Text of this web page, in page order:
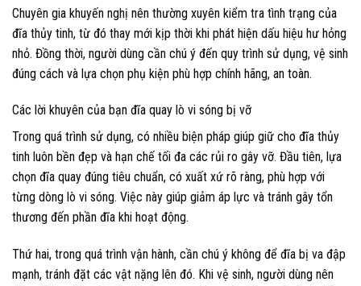
Chuyên gia khuyến nghị nên thường xuyên kiểm tra tình trạng của
đĩa thủy tinh, từ đó thay mới kịp thời khi phát hiện dấu hiệu hư hỏng
nhỏ. Đồng thời, người dùng cần chú ý đến quy trình sử dụng, vệ sinh
đúng cách và lựa chọn phụ kiện phù hợp chính hãng, an toàn.
Các lời khuyên của bạn đĩa quay lò vi sóng bị vỡ
Trong quá trình sử dụng, có nhiều biện pháp giúp giữ cho đĩa thủy
tinh luôn bền đẹp và hạn chế tối đa các rủi ro gây vỡ. Đầu tiên, lựa
chọn đĩa quay đúng tiêu chuẩn, có xuất xứ rõ ràng, phù hợp với
từng dòng lò vi sóng. Việc này giúp giảm áp lực và tránh gây tổn
thương đến phần đĩa khi hoạt động.
Thứ hai, trong quá trình vận hành, cần chú ý không để đĩa bị va đập
mạnh, tránh đặt các vật nặng lên đó. Khi vệ sinh, người dùng nên